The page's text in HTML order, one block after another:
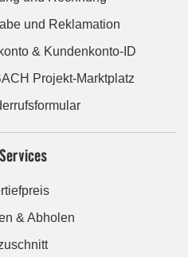
und Reklamation
& Kundenkonto-ID
Projekt-Marktplatz
& Abholen